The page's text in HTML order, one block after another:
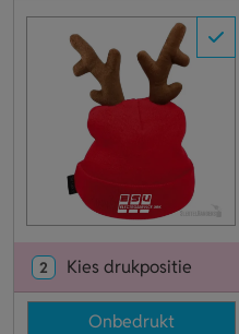
2 Kies drukpositie
Onbedrukt